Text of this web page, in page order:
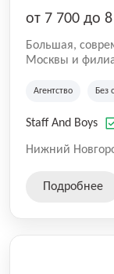
от 7 700 до
Большая,
Москвы и филиалами по всей России в нашей
Аутстаффинг и
вакансии, где
Агентство Без
Staff And Boys
Нижний
Подробнее